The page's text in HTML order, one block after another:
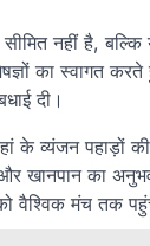
नहीं है,
का स्वागत करते
दी।
के व्यंजन पहाड़ों
खानपान का
वैश्विक मंच तक